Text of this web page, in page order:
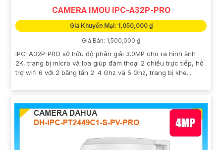
CAMERA IMOU IPC-A32P-PRO
Giá Khuyến Mại: 1,050,000 ₫
Giá Bán: 1,500,000 ₫
IPC-A32P-PRO sở hữu độ phân giải 3.0MP cho ra hình ảnh
2K, trang bị micro và loa giúp đàm thoại 2 chiều trực tiếp, hỗ
trợ wifi 6 với 2 băng tần 2. 4 Ghz và 5 Ghz, trang bị khe...